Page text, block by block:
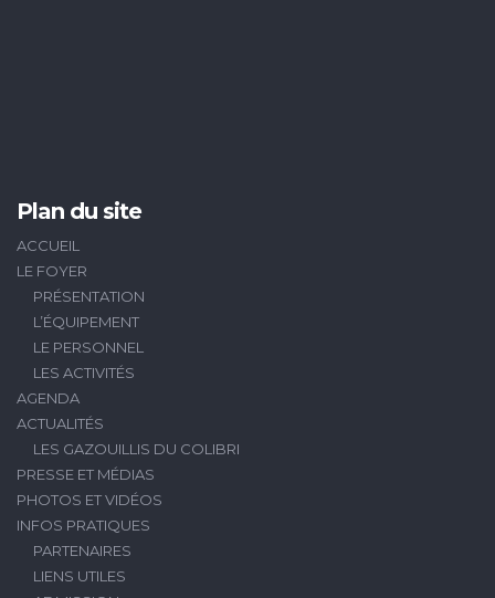
Plan du site
ACCUEIL
LE FOYER
PRÉSENTATION
L’ÉQUIPEMENT
LE PERSONNEL
LES ACTIVITÉS
AGENDA
ACTUALITÉS
LES GAZOUILLIS DU COLIBRI
PRESSE ET MÉDIAS
PHOTOS ET VIDÉOS
INFOS PRATIQUES
PARTENAIRES
LIENS UTILES